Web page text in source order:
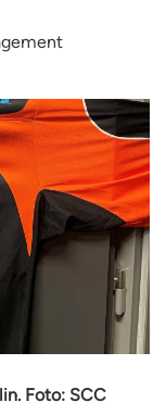
Foto: SCC